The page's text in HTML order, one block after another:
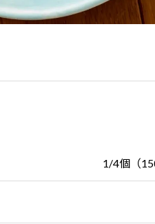
1/4個（